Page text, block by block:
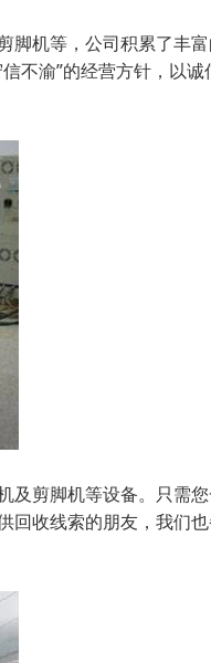
机等，公司积累了丰
不渝”的经营方针，以
剪脚机等设备。只需
收线索的朋友，我们